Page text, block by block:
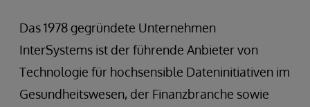
Das 1978 gegründete Unternehmen
InterSystems ist der führende Anbieter von
Technologie für hochsensible Dateninitiativen im
Gesundheitswesen, der Finanzbranche sowie